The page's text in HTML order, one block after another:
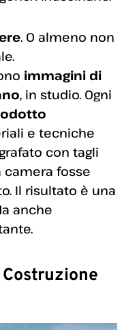
. O almeno non
immagini di
, in studio. Ogni
e tecniche
con tagli
fosse
Il risultato è una
anche
Costruzione